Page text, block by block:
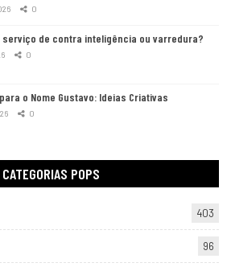
0
serviço de contra inteligência ou varredura?
0
o Nome Gustavo: Ideias Criativas
0
CATEGORIAS POPS
403
96